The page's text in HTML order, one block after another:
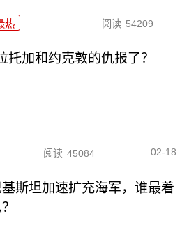
热 阅读 54209
托加和约克敦的仇报了？
阅读 45084 02-18
基斯坦加速扩充海军，谁最着